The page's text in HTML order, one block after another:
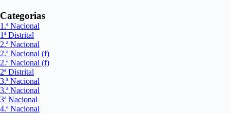
Categorias
1.ª Nacional
1ª Distrital
2.ª Nacional
2.ª Nacional (f)
2.ª Nacional (f)
2ª Distrital
3.ª Nacional
3.ª Nacional
3ª Nacional
4.ª Nacional